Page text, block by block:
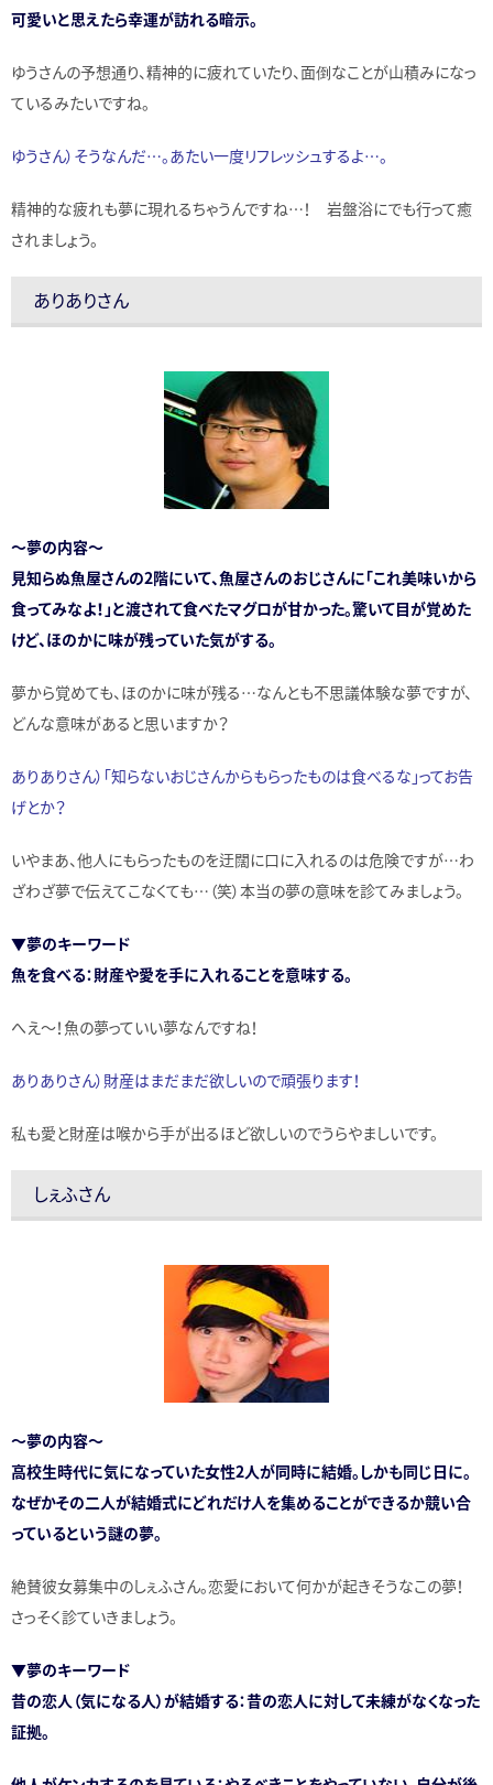
可愛いと思えたら幸運が訪れる暗示。
ゆうさんの予想通り、精神的に疲れていたり、面倒なことが山積みになっ
ているみたいですね。
ゆうさん）そうなんだ…。あたい一度リフレッシュするよ…。
精神的な疲れも夢に現れるちゃうんですね…！ 岩盤浴にでも行って癒
されましょう。
ありありさん
～夢の内容～
見知らぬ魚屋さんの2階にいて、魚屋さんのおじさんに「これ美味いから
食ってみなよ！」と渡されて食べたマグロが甘かった。驚いて目が覚めた
けど、ほのかに味が残っていた気がする。
夢から覚めても、ほのかに味が残る…なんとも不思議体験な夢ですが、
どんな意味があると思いますか？
ありありさん）「知らないおじさんからもらったものは食べるな」ってお告
げとか？
いやまあ、他人にもらったものを迂闊に口に入れるのは危険ですが…わ
ざわざ夢で伝えてこなくても…（笑）本当の夢の意味を診てみましょう。
▼夢のキーワード
魚を食べる：財産や愛を手に入れることを意味する。
へえ～！魚の夢っていい夢なんですね！
ありありさん）財産はまだまだ欲しいので頑張ります！
私も愛と財産は喉から手が出るほど欲しいのでうらやましいです。
しぇふさん
～夢の内容～
高校生時代に気になっていた女性2人が同時に結婚。しかも同じ日に。
なぜかその二人が結婚式にどれだけ人を集めることができるか競い合
っているという謎の夢。
絶賛彼女募集中のしぇふさん。恋愛において何かが起きそうなこの夢！
さっそく診ていきましょう。
▼夢のキーワード
昔の恋人（気になる人）が結婚する：昔の恋人に対して未練がなくなった
証拠。